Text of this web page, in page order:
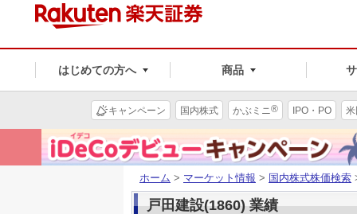
はじめての方へ 商品
キャンペーン 国内株式 かぶミニ® IPO・PO
ホーム > マーケット情報 > 国内株式株価検索
戸田建設(1860) 業績